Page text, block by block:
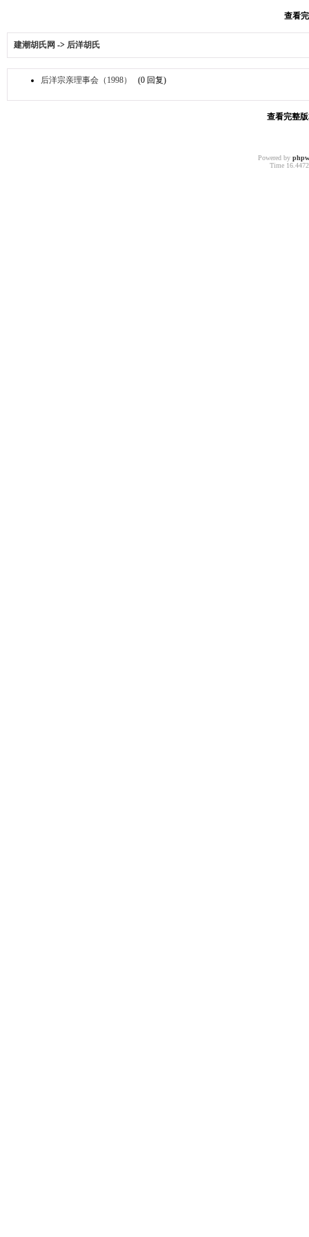
查看
建潮胡氏网 -> 后洋胡氏
后洋宗亲理事会（1998） (0 回复)
查看完整
Powered by
Time